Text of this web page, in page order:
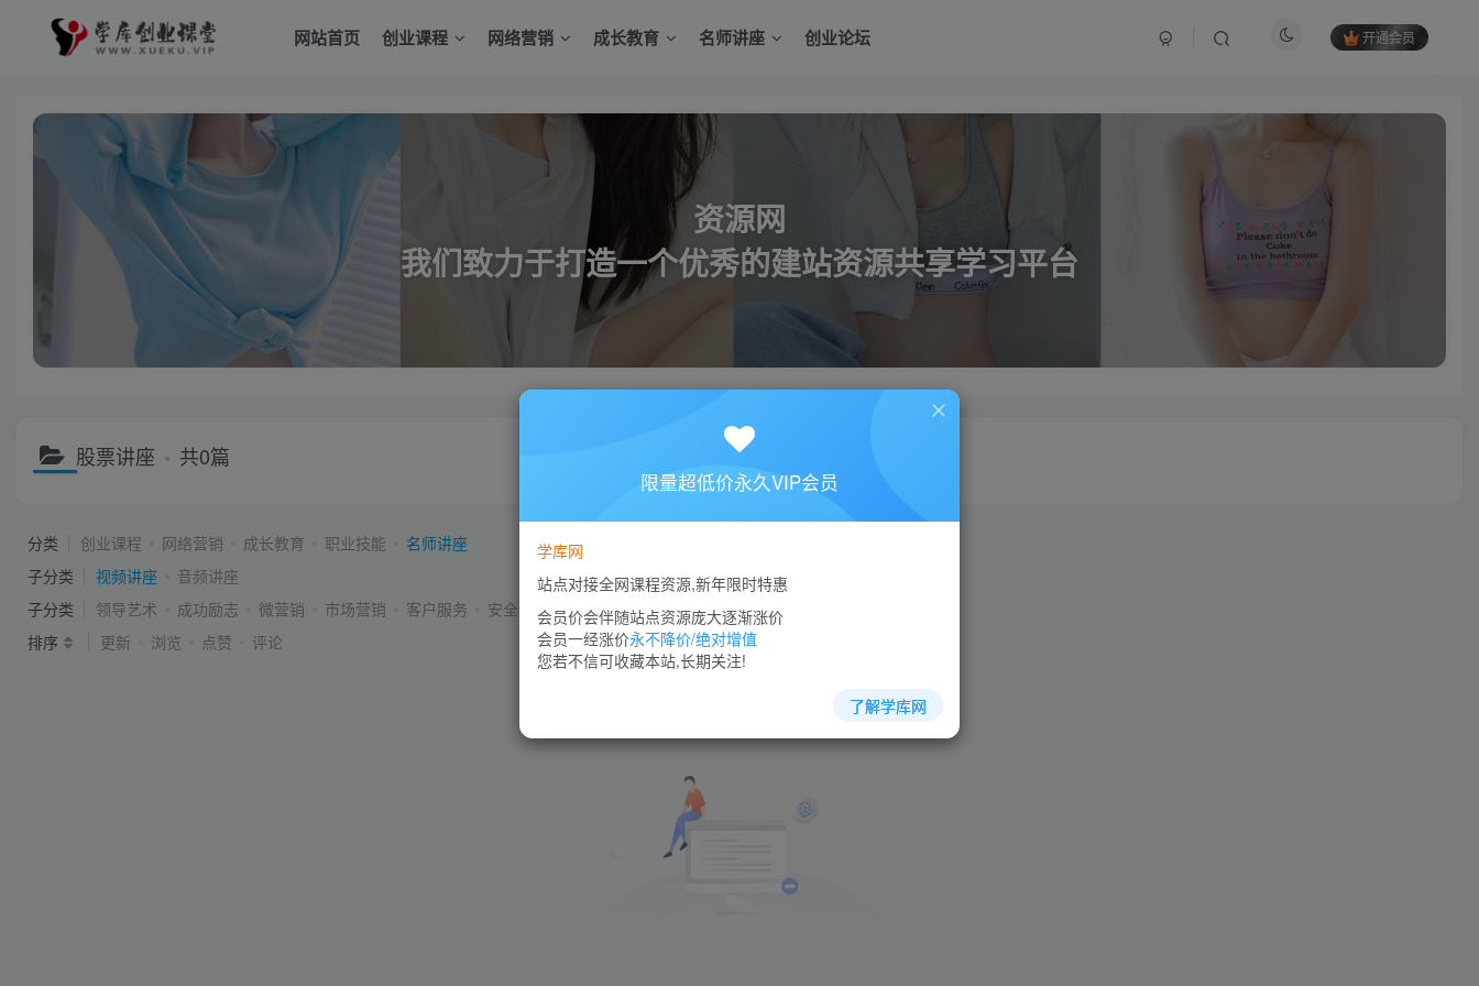
网站首页 创业课程 网络营销 成长教育 名师讲座 创业论坛 开通会员
资源网
我们致力于打造一个优秀的建站资源共享学习平台
股票讲座 共0篇
分类 创业课程 网络营销 成长教育 职业技能
名师讲座
子分类
视频讲座
音频讲座
子分类
领导艺术 成功励志 微营销 市场营销 客户服务 安全管理 团队管理 商业模式 品质管理
排序
更新 浏览 点赞 评论
限量超低价永久VIP会员
学库网
站点对接全网课程资源,新年限时特惠
会员价会伴随站点资源庞大逐渐涨价
会员一经涨价永不降价/绝对增值
您若不信可收藏本站,长期关注!
了解学库网